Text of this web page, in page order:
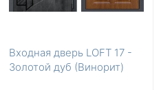
Входная дверь LOFT 17 -
Золотой дуб (Винорит)